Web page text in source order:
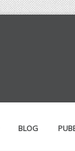
BLOG